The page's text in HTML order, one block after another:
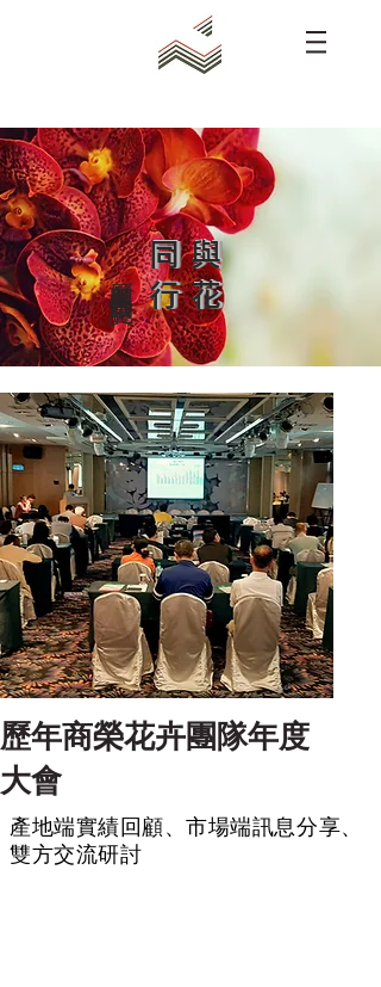
與
花
同
行
​
歷年國內外活動記實
歷年商榮花卉團隊年度
大會
產地端實績回顧、市場端訊息分享、
雙方交流研討